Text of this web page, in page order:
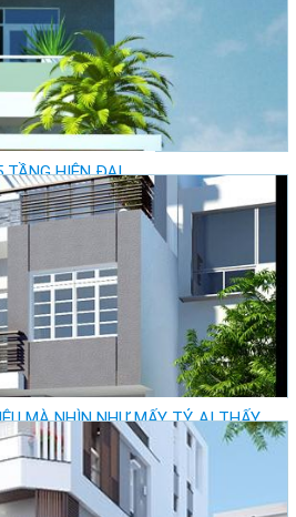
TẦNG HIỆN ĐẠI
Minh - Quận Tân Bình
MÀ NHÌN NHƯ MẤY TỶ, AI THẤY
Minh - Quận Tân Phú